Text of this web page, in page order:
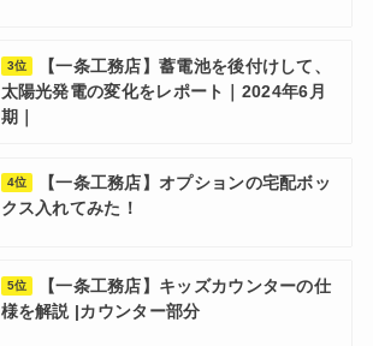
3位
【一条工務店】蓄電池を後付けして、
太陽光発電の変化をレポート｜2024年6月
期｜
4位
【一条工務店】オプションの宅配ボッ
クス入れてみた！
5位
【一条工務店】キッズカウンターの仕
様を解説 |カウンター部分